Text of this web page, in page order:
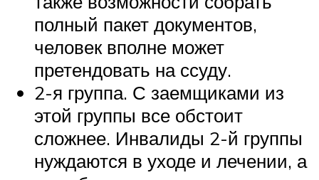
полный пакет документов,
человек вполне может
претендовать на ссуду.
2-я группа. С заемщиками из
этой группы все обстоит
сложнее. Инвалиды 2-й группы
нуждаются в уходе и лечении, а